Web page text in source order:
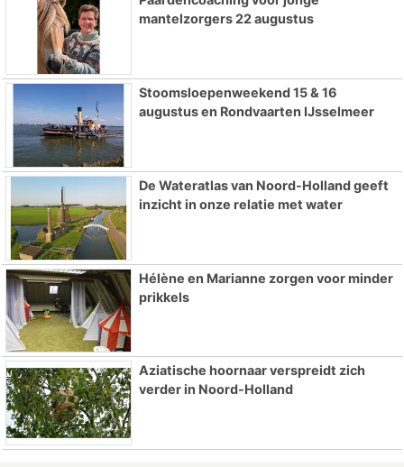
mantelzorgers 22 augustus
Stoomsloepenweekend 15 & 16
augustus en Rondvaarten IJsselmeer
De Wateratlas van Noord-Holland geeft
inzicht in onze relatie met water
Hélène en Marianne zorgen voor minder
prikkels
Aziatische hoornaar verspreidt zich
verder in Noord-Holland